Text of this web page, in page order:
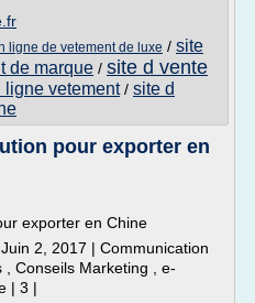
ligne de vetement de luxe / site
de marque / site d vente
ligne vetement/ site d
pour exporter en
exporter en Chine
2, 2017 | Communication
, Conseils Marketing , e-
| 3 |